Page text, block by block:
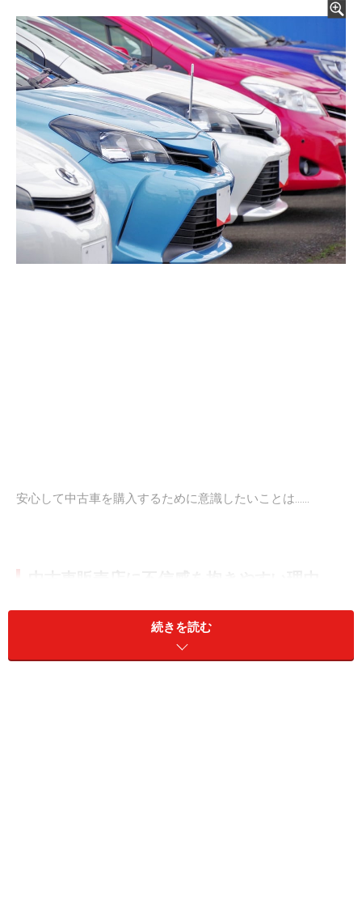
安心して中古車を購入するために意識したいことは……
そもそも、中古車販売店に不信感を抱きやすい理由のひ
とつに「不透明な中古車価格」があると思います。
続きを読む